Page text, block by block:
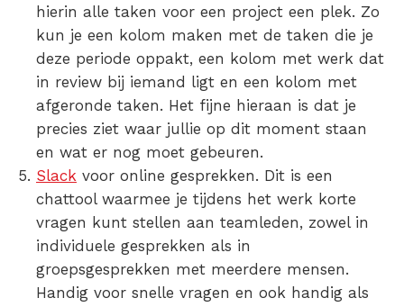
hierin alle taken voor een project een plek. Zo
kun je een kolom maken met de taken die je
deze periode oppakt, een kolom met werk dat
in review bij iemand ligt en een kolom met
afgeronde taken. Het fijne hieraan is dat je
precies ziet waar jullie op dit moment staan
en wat er nog moet gebeuren.
Slack voor online gesprekken. Dit is een
chattool waarmee je tijdens het werk korte
vragen kunt stellen aan teamleden, zowel in
individuele gesprekken als in
groepsgesprekken met meerdere mensen.
Handig voor snelle vragen en ook handig als